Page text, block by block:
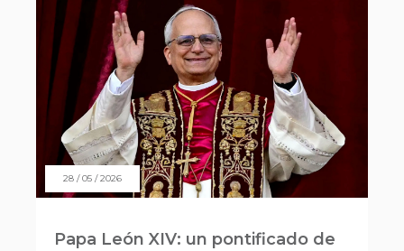
28 / 05 / 2026
Papa León XIV: un pontificado de